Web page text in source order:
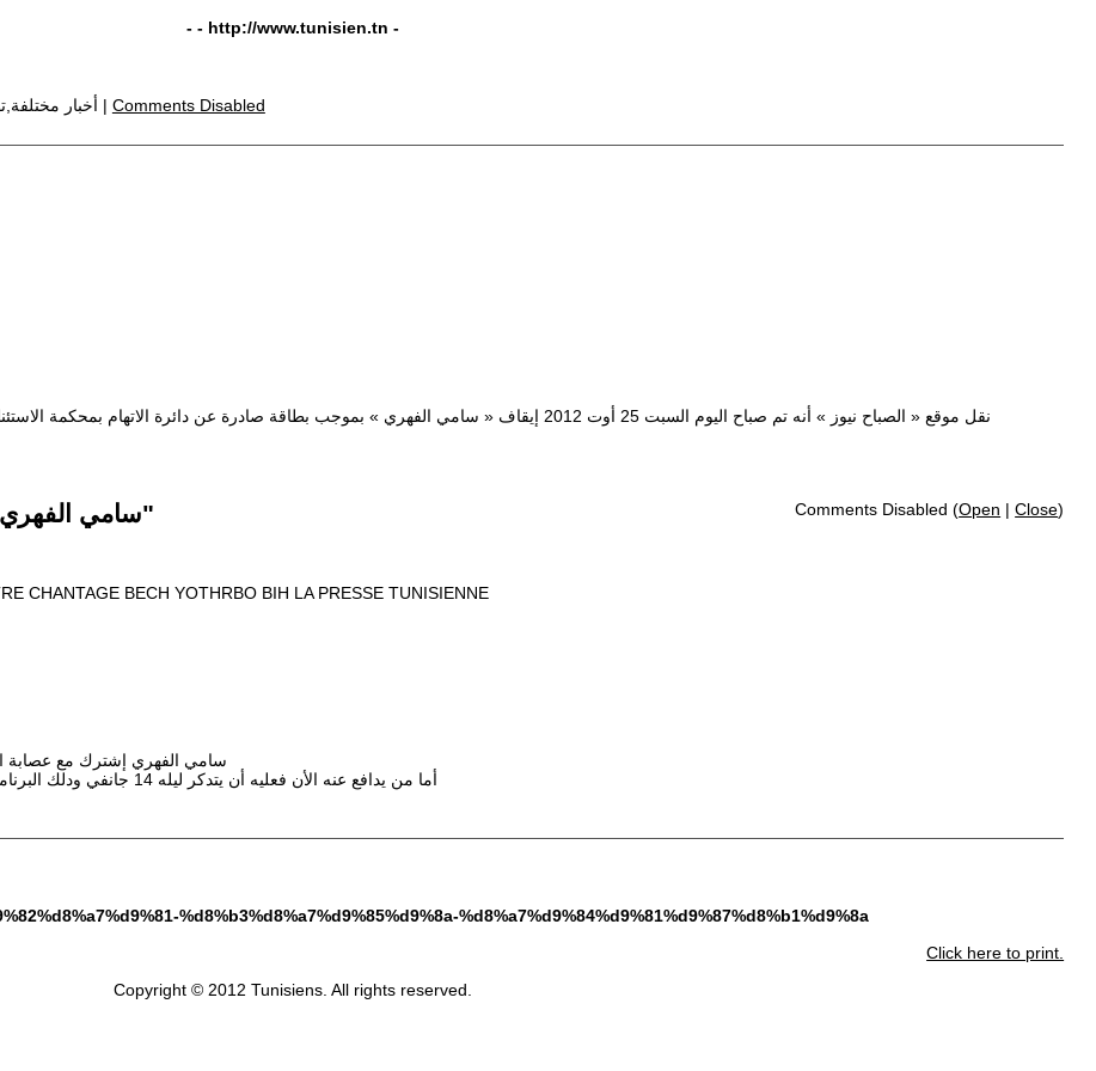
- - http://www.tunisien.tn -
In .,أخبار مختلفة,تونس | Comments Disabled
نقل موقع « الصباح نيوز » أنه تم صباح اليوم السبت 25 أوت 2012 إيقاف « سامي الفهري » بموجب بطاقة صادرة
Comments Disabled (Open |Close) Comments Disabled To "« سامي الفهري » رهن الايقاف"
CHANTAGE BECH YOTHRBO BIH LA PRESSE TUNISIENNE
سامي الفهري إشترك مع عصابة
أما من يدافع عنه الأن فعليه أن يتدكر ليله 14 جانفي ودلك البرنامج « الممتاز » في قناة 7 وإْستعراض سيارات الكرى للمناشدة المخلوع
%d8%b3%d8%a7%d9%85%d9%8a-%d8%a7%d9%84%d9%81%d9%87%d8%b1%d9%8a
Click here to print.
Copyright © 2012 Tunisiens. All rights reserved.